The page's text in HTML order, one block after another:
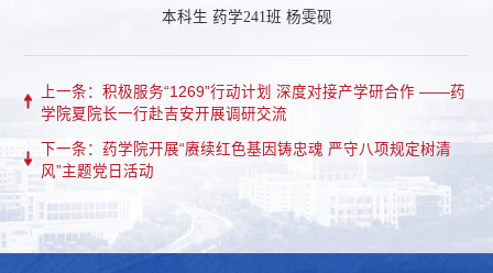
本科生 药学241班 杨雯砚
上一条：积极服务“1269”行动计划 深度对接产学研合作 ——药
学院夏院长一行赴吉安开展调研交流
下一条：药学院开展“赓续红色基因铸忠魂 严守八项规定树清
风”主题党日活动